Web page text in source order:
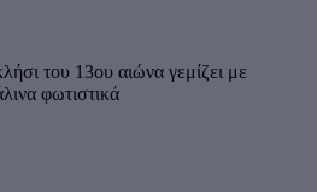
του 13ου αιώνα γεμίζει με
φωτιστικά